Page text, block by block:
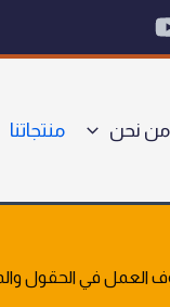
من نحن منتجاتنا
في الحقول